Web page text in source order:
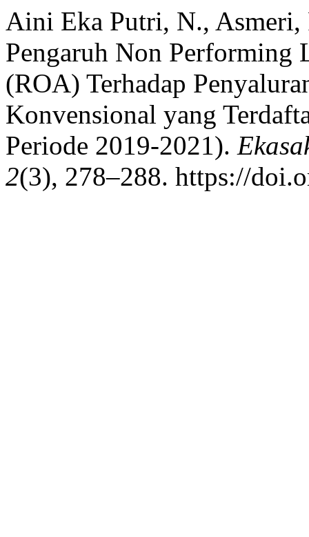
Aini Eka Putri, N.,
Pengaruh Non Performing
(ROA) Terhadap
Konvensional yang
Periode 2019-2021).
2(3), 278–288. https://